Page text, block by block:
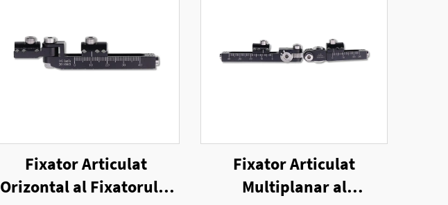
Fixator Articulat
Orizontal al Fixatorului
Fixator Articulat
Multiplanar al